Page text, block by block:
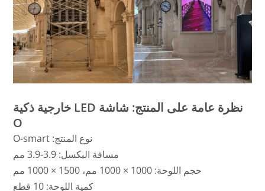
نظرة عامة على المنتج: شاشة LED خارجية ذكية
O
نوع المنتج: O-smart
مسافة البكسل: 3.9-3.9 مم
حجم اللوحة: 1000 × 1000 مم، 1500 × 1000 مم
كمية اللوحة: 10 قطع